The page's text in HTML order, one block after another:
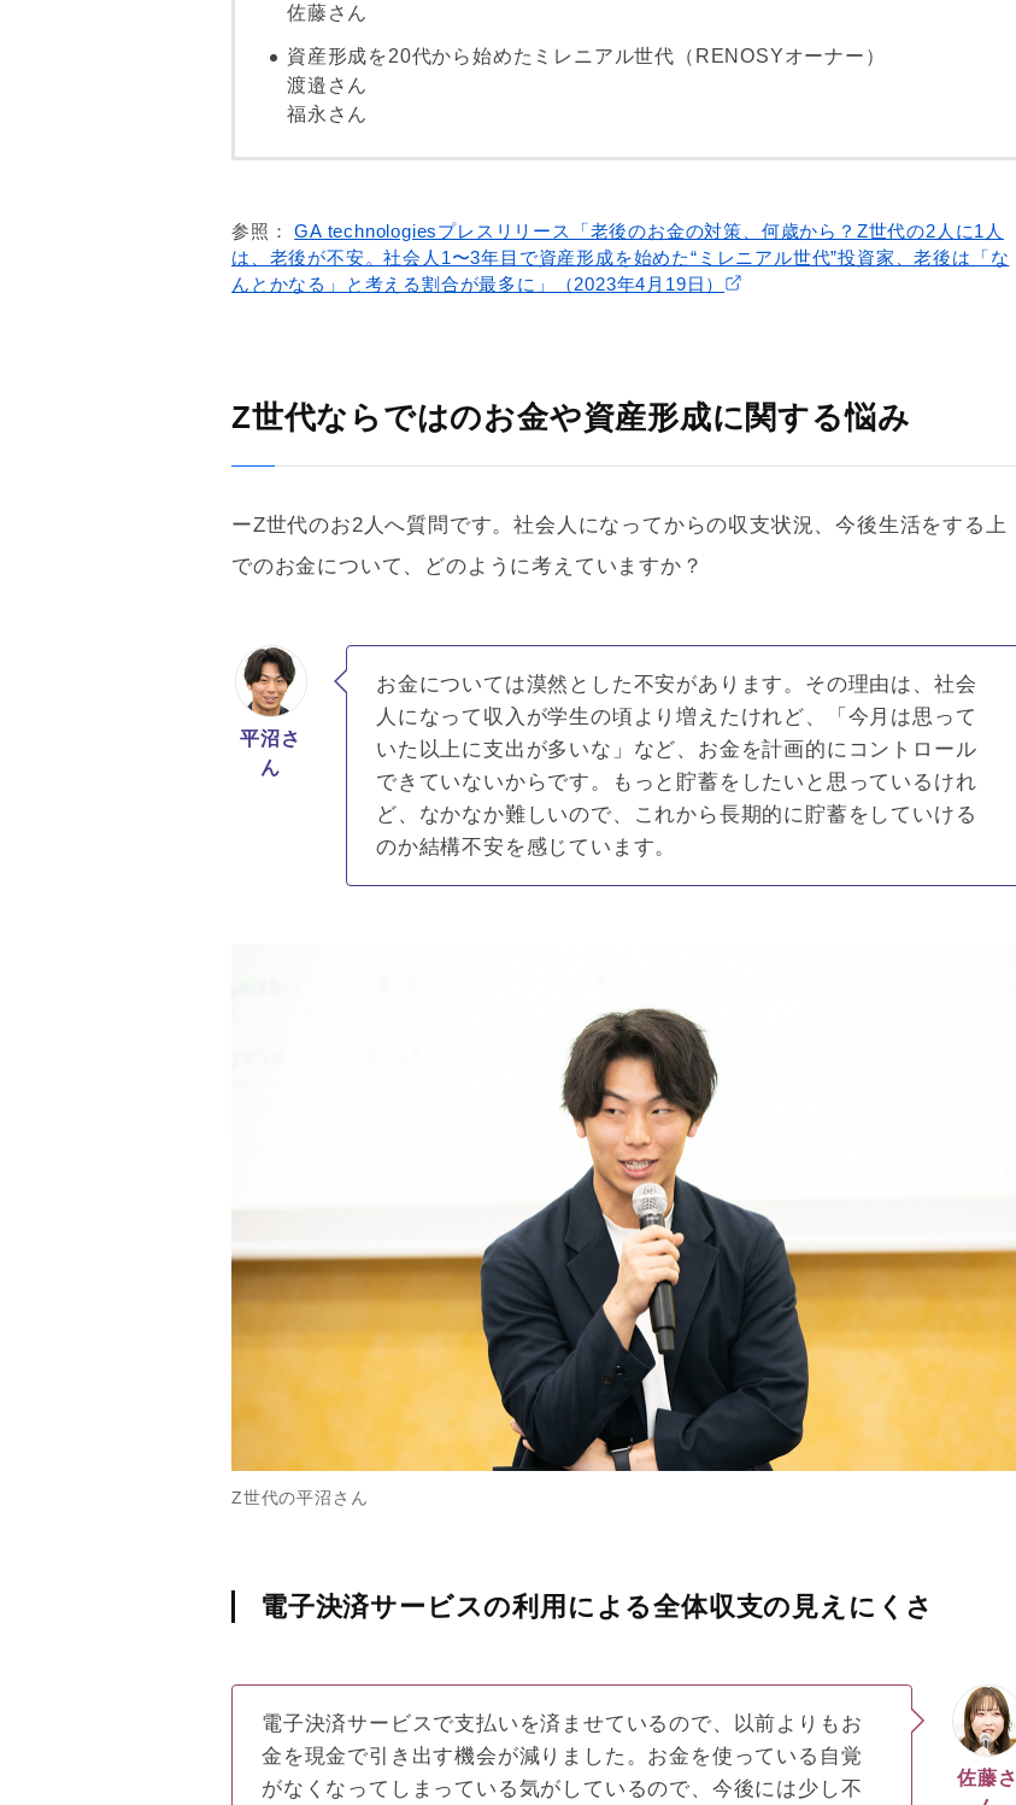
佐藤さん
資産形成を20代から始めたミレニアル世代（RENOSYオーナー）
渡邉さん
福永さん
参照：GA technologiesプレスリリース「老後のお金の対策、何歳から？Z世代の2人に1人
は、老後が不安。社会人1〜3年目で資産形成を始めた“ミレニアル世代”投資家、老後は「な
んとかなる」と考える割合が最多に」（2023年4月19日）
Z世代ならではのお金や資産形成に関する悩み
ーZ世代のお2人へ質問です。社会人になってからの収支状況、今後生活をする上
でのお金について、どのように考えていますか？
平沼さ
ん
お金については漠然とした不安があります。その理由は、社会
人になって収入が学生の頃より増えたけれど、「今月は思って
いた以上に支出が多いな」など、お金を計画的にコントロール
できていないからです。もっと貯蓄をしたいと思っているけれ
ど、なかなか難しいので、これから長期的に貯蓄をしていける
のか結構不安を感じています。
Z世代の平沼さん
電子決済サービスの利用による全体収支の見えにくさ
佐藤さ
電子決済サービスで支払いを済ませているので、以前よりもお
金を現金で引き出す機会が減りました。お金を使っている自覚
がなくなってしまっている気がしているので、今後には少し不